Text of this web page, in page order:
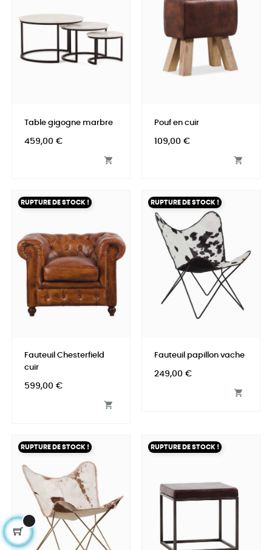
Table gigogne marbre
Prix
459,00 €

Pouf en cuir
Prix
109,00 €

RUPTURE DE STOCK !
Fauteuil Chesterfield
cuir
Prix
599,00 €

RUPTURE DE STOCK !
Fauteuil papillon vache
Prix
249,00 €

RUPTURE DE STOCK ! RUPTURE DE STOCK !